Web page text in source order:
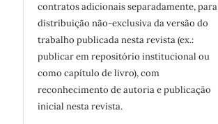
contratos adicionais separadamente, para
distribuição não-exclusiva da versão do
trabalho publicada nesta revista (ex.:
publicar em repositório institucional ou
como capítulo de livro), com
reconhecimento de autoria e publicação
inicial nesta revista.